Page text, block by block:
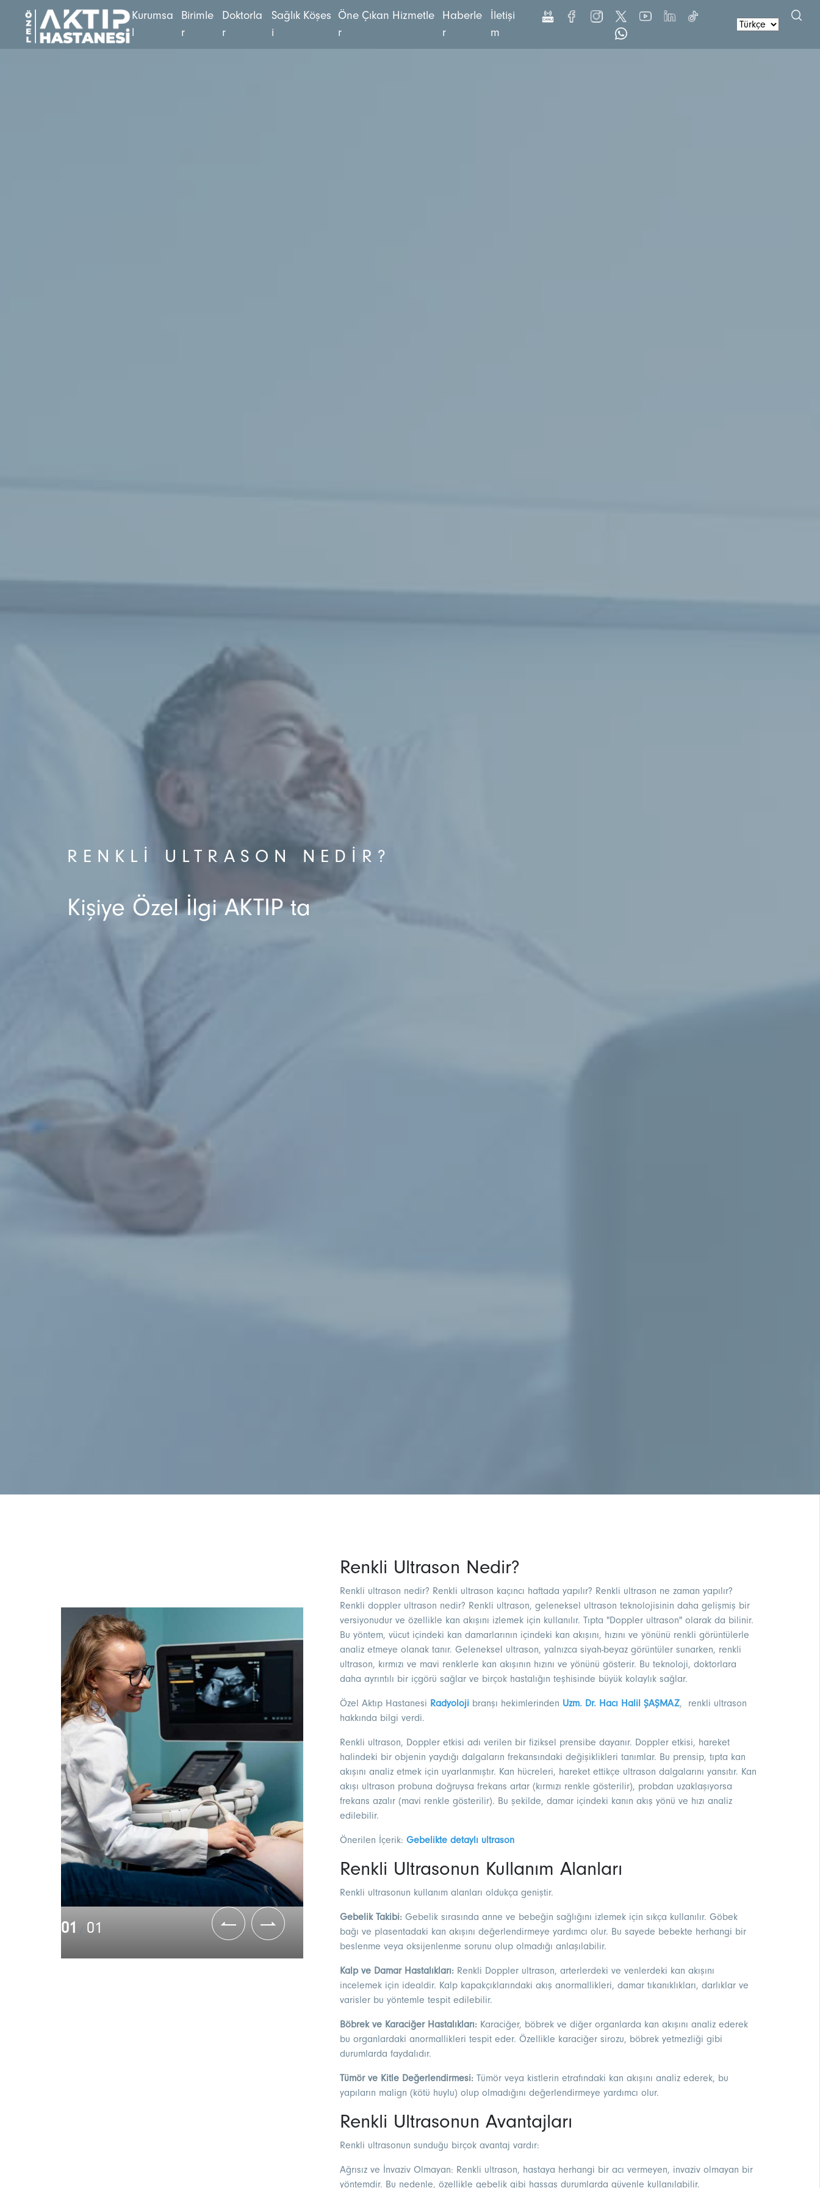
Kurumsa
Birim e
r
Doktorla
r
Sağ ık Köşes
i
Öne Çıkan Hizmetle
r
Haberle
r
letişi
m
RENKLI ULTRASON NEDIR?
Kişiye Özel İlgi AKTIP ta
01 / 01
Renkli Ultrason Nedir?
Renkli ultrason nedir? Renkli ultrason kaçıncı haftada yapılır​? Renkli ultrason ne zaman yapılır?
Renkli doppler ultrason nedir​? Renkli ultrason, geleneksel ultrason teknolojisinin daha gelişmiş bir
versiyonudur ve özellikle kan akışını izlemek için kullanılır. Tıpta "Doppler ultrason" olarak da bilinir.
Bu yöntem, vücut içindeki kan damarlarının içindeki kan akışını, hızını ve yönünü renkli görüntülerle
analiz etmeye olanak tanır. Geleneksel ultrason, yalnızca siyah-beyaz görüntüler sunarken, renkli
ultrason, kırmızı ve mavi renklerle kan akışının hızını ve yönünü gösterir. Bu teknoloji, doktorlara
daha ayrıntılı bir içgörü sağlar ve birçok hastalığın teşhisinde büyük kolaylık sağlar.
Özel Aktıp Hastanesi Radyoloji branşı hekimlerinden Uzm. Dr. Hacı Halil ŞAŞMAZ, renkli ultrason
hakkında bilgi verdi.
Renkli ultrason, Doppler etkisi adı verilen bir fiziksel prensibe dayanır. Doppler etkisi, hareket
halindeki bir objenin yaydığı dalgaların frekansındaki değişiklikleri tanımlar. Bu prensip, tıpta kan
akışını analiz etmek için uyarlanmıştır. Kan hücreleri, hareket ettikçe ultrason dalgalarını yansıtır. Kan
akışı ultrason probuna doğruysa frekans artar (kırmızı renkle gösterilir), probdan uzaklaşıyorsa
frekans azalır (mavi renkle gösterilir). Bu şekilde, damar içindeki kanın akış yönü ve hızı analiz
edilebilir.
Önerilen İçerik:Gebelikte detaylı ultrason
Renkli Ultrasonun Kullanım Alanları
Renkli ultrasonun kullanım alanları oldukça geniştir.
Gebelik Takibi: Gebelik sırasında anne ve bebeğin sağlığını izlemek için sıkça kullanılır. Göbek
bağı ve plasentadaki kan akışını değerlendirmeye yardımcı olur. Bu sayede bebekte herhangi bir
beslenme veya oksijenlenme sorunu olup olmadığı anlaşılabilir.
Kalp ve Damar Hastalıkları: Renkli Doppler ultrason, arterlerdeki ve venlerdeki kan akışını
incelemek için idealdir. Kalp kapakçıklarındaki akış anormallikleri, damar tıkanıklıkları, darlıklar ve
varisler bu yöntemle tespit edilebilir.
Böbrek ve Karaciğer Hastalıkları: Karaciğer, böbrek ve diğer organlarda kan akışını analiz ederek
bu organlardaki anormallikleri tespit eder. Özellikle karaciğer sirozu, böbrek yetmezliği gibi
durumlarda faydalıdır.
Tümör ve Kitle Değerlendirmesi: Tümör veya kistlerin etrafındaki kan akışını analiz ederek, bu
yapıların malign (kötü huylu) olup olmadığını değerlendirmeye yardımcı olur.
Renkli Ultrasonun Avantajları
Renkli ultrasonun sunduğu birçok avantaj vardır:
Ağrısız ve İnvaziv Olmayan: Renkli ultrason, hastaya herhangi bir acı vermeyen, invaziv olmayan bir
yöntemdir. Bu nedenle, özellikle gebelik gibi hassas durumlarda güvenle kullanılabilir.